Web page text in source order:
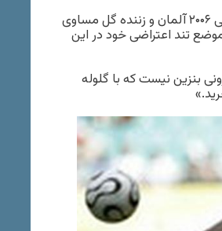
اما سهراب بختیاری زاده، مدافع تیم ملی فوتبال ایران در جام جهانی ۲۰۰۶ آلمان و زننده گل مساوی
تند اعتراضی خود در این
بنزین نیست که با گلوله